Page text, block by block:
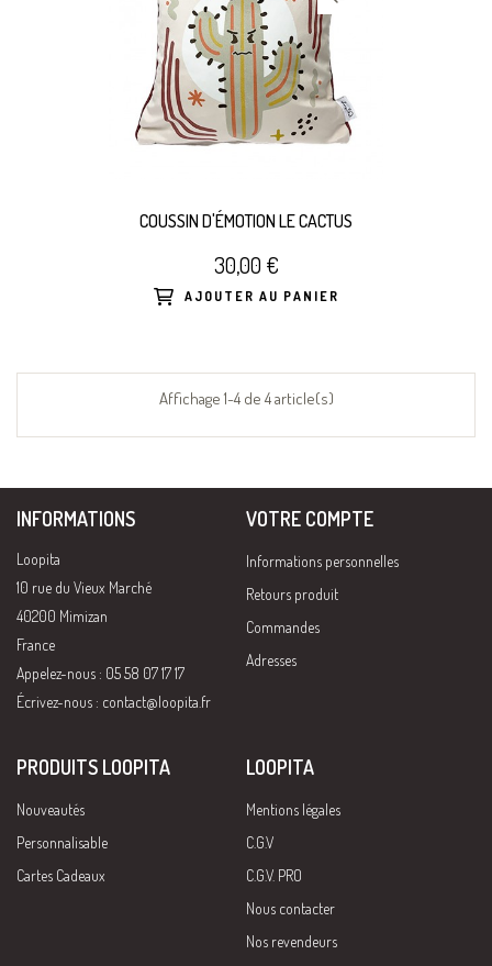
COUSSIN D'ÉMOTION LE CACTUS
30,00 €
AJOUTER AU PANIER
Affichage 1-4 de 4 article(s)
INFORMATIONS
Loopita
10 rue du Vieux Marché
40200 Mimizan
France
Appelez-nous : 05 58 07 17 17
Écrivez-nous : contact@loopita.fr
VOTRE COMPTE
Informations personnelles
Retours produit
Commandes
Adresses
PRODUITS LOOPITA
Nouveautés
Personnalisable
Cartes Cadeaux
LOOPITA
Mentions légales
C.G.V
C.G.V. PRO
Nous contacter
Nos revendeurs